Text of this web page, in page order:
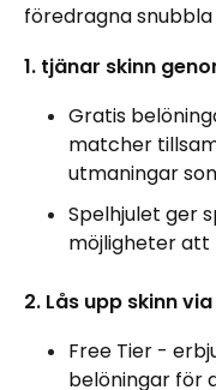
föredragna
1. tjänar skinn
Gratis
matcher
utmaningar
Spelhjulet ger
möjligheter att
2. Lås upp skinn
Free Tier -
belöningar för